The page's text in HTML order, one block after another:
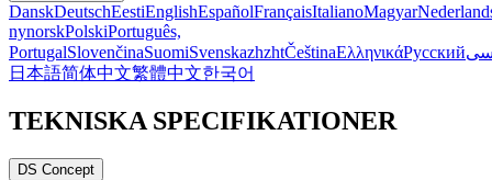
DanskDeutschEestiEnglishEspañolFrançaisItalianoMagyar
nynorskPolskiPortuguês,
PortugalSlovenčinaSuomiSvenskazhzhtČeštinaΕλληνικάРусский
日本語简体中文繁體中文한국어
TEKNISKA SPECIFIKATIONER
DS Concept